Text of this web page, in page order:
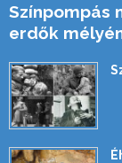
Színpompás
erdők